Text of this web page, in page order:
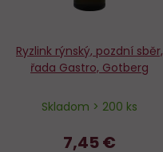
Ryzlink rýnský, pozdní sběr,
řada Gastro, Gotberg
Skladom > 200 ks
7,45 €